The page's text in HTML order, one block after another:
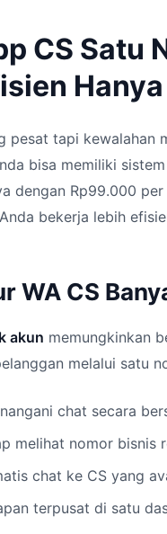
CS Satu
pesat tapi kewalahan
bisa memiliki
dengan Rp99.000
bekerja lebih
WA CS
akun memungkinkan
melalui satu
chat secara
melihat nomor bisnis
chat ke CS yang
terpusat di satu